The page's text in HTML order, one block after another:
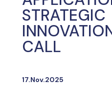
STRATEGIC
CALL
17.Nov.2025